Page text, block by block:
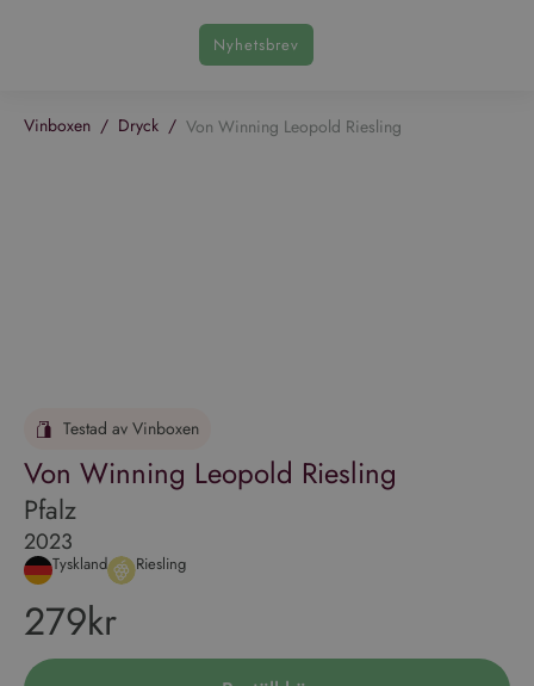
Nyhetsbrev
Vinboxen / Dryck / Von Winning Leopold Riesling
Testad av Vinboxen
Von Winning Leopold Riesling
Pfalz
2023
Tyskland Riesling
279kr